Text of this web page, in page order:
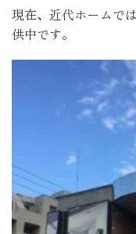
現在、近代ホームで
供中です。